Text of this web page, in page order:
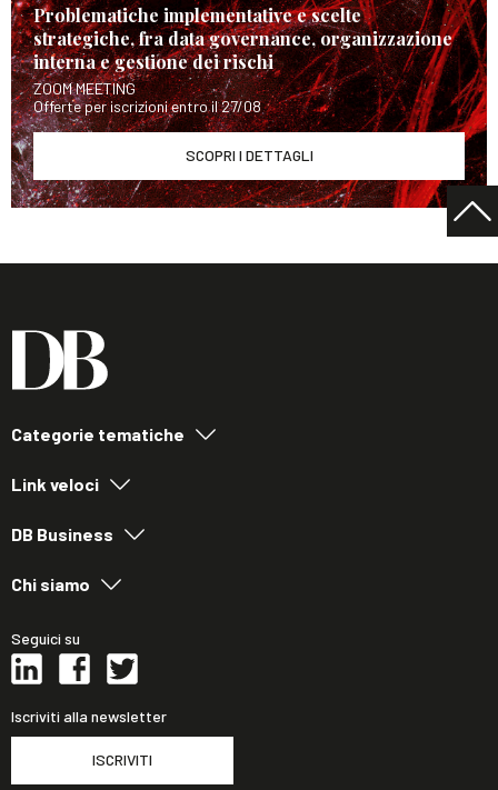
Problematiche implementative e scelte
strategiche, fra data governance, organizzazione
interna e gestione dei rischi
ZOOM MEETING
Offerte per iscrizioni entro il 27/08
SCOPRI I DETTAGLI
Categorie tematiche
Link veloci
DB Business
Chi siamo
Seguici su
Iscriviti alla newsletter
ISCRIVITI